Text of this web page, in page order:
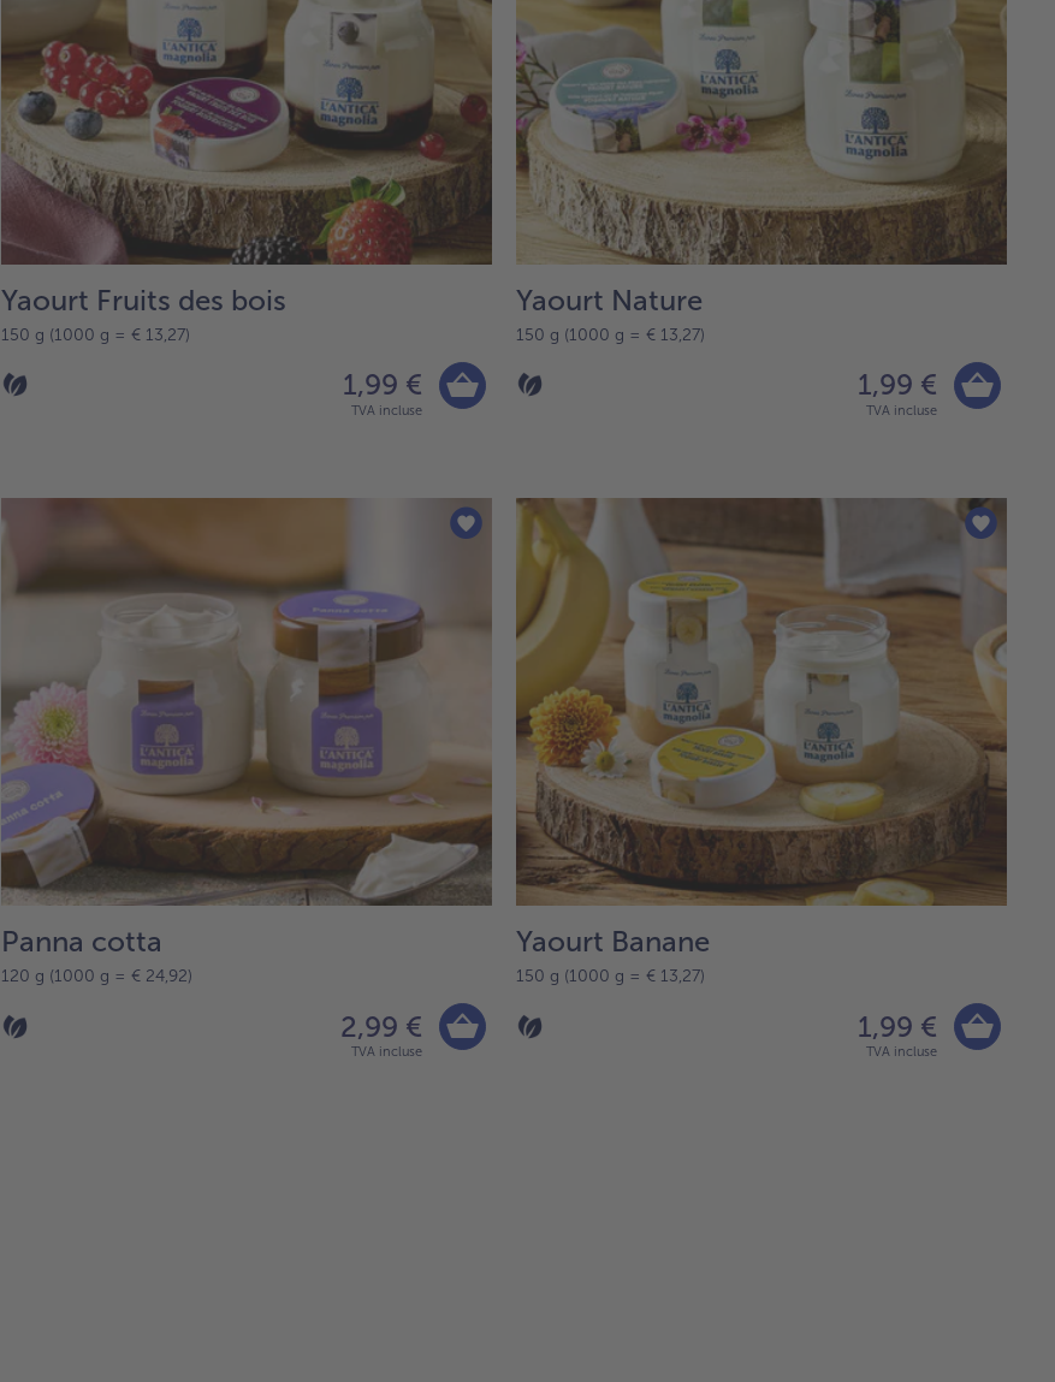
Yaourt Fruits des bois
150 g (1000 g = € 13,27)
1,99 €
TVA incluse
Yaourt Nature
150 g (1000 g = € 13,27)
1,99 €
TVA incluse
Panna cotta
120 g (1000 g = € 24,92)
2,99 €
TVA incluse
Yaourt Banane
150 g (1000 g = € 13,27)
1,99 €
TVA incluse